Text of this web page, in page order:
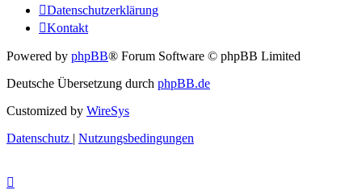
Datenschutzerklärung
Kontakt
Powered by phpBB® Forum Software © phpBB Limited
Deutsche Übersetzung durch phpBB.de
Customized by WireSys
Datenschutz | Nutzungsbedingungen